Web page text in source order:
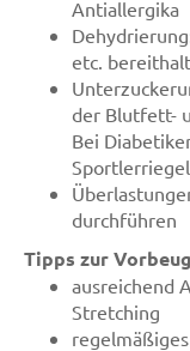
Antiallergika
etc.
der Blutfett-
Bei
durchführen
Tipps zur
ausreichend
Stretching